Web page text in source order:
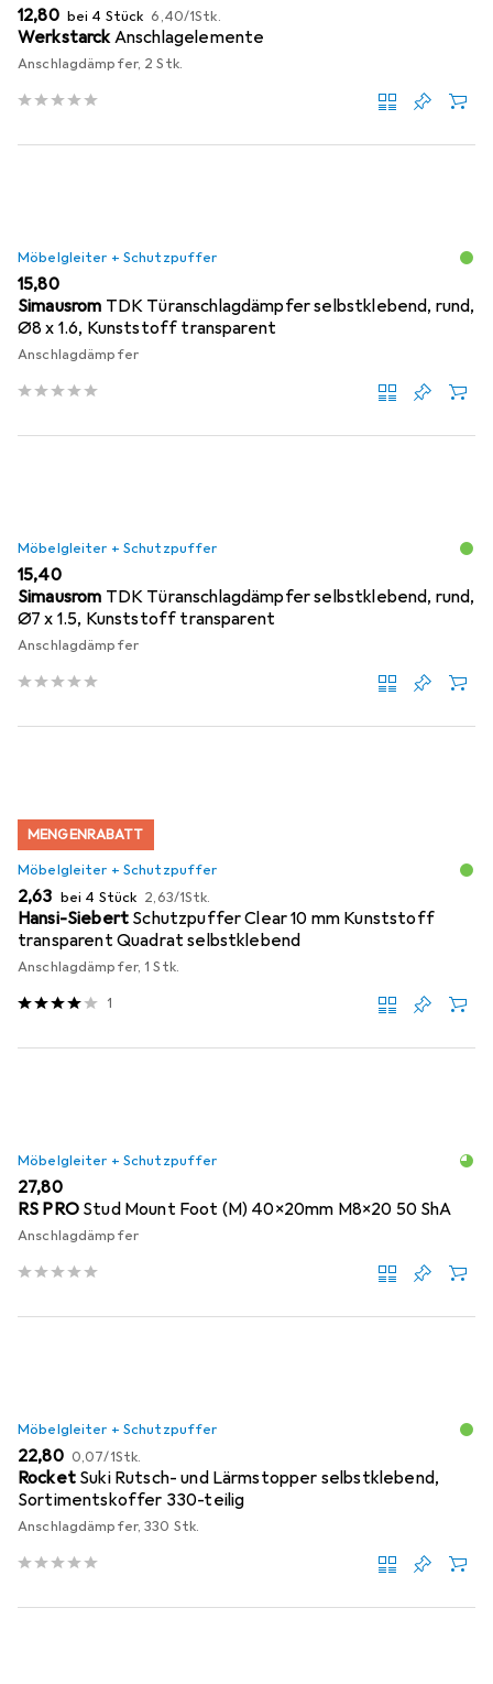
EUR
12,80 bei 4 Stück EUR
6,40/1Stk.
WerkstarckAnschlagelemente
Anschlagdämpfer, 2 Stk.
Möbelgleiter + Schutzpuffer
EUR
15,80
Simausrom TDK Türanschlagdämpfer selbstklebend, rund,
Ø8 x 1.6, Kunststoff transparent
Anschlagdämpfer
Möbelgleiter + Schutzpuffer
EUR
15,40
Simausrom TDK Türanschlagdämpfer selbstklebend, rund,
Ø7 x 1.5, Kunststoff transparent
Anschlagdämpfer
MENGENRABATT
Möbelgleiter + Schutzpuffer
EUR
2,63 bei 4 Stück EUR
2,63/1Stk.
Hansi-Siebert Schutzpuffer Clear 10 mm Kunststoff
transparent Quadrat selbstklebend
Anschlagdämpfer, 1 Stk.
1
Möbelgleiter + Schutzpuffer
EUR
27,80
RS PRO Stud Mount Foot (M) 40x20mm M8x20 50 ShA
Anschlagdämpfer
Möbelgleiter + Schutzpuffer
EUR
22,80 EUR
0,07/1Stk.
Rocket Suki Rutsch- und Lärmstopper selbstklebend,
Sortimentskoffer 330-teilig
Anschlagdämpfer, 330 Stk.